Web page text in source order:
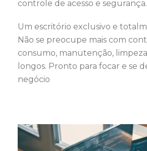
controle de acesso e segurança.
Um escritório exclusivo e
Não se preocupe mais com
consumo, manutenção,
longos. Pronto para focar e se
negócio